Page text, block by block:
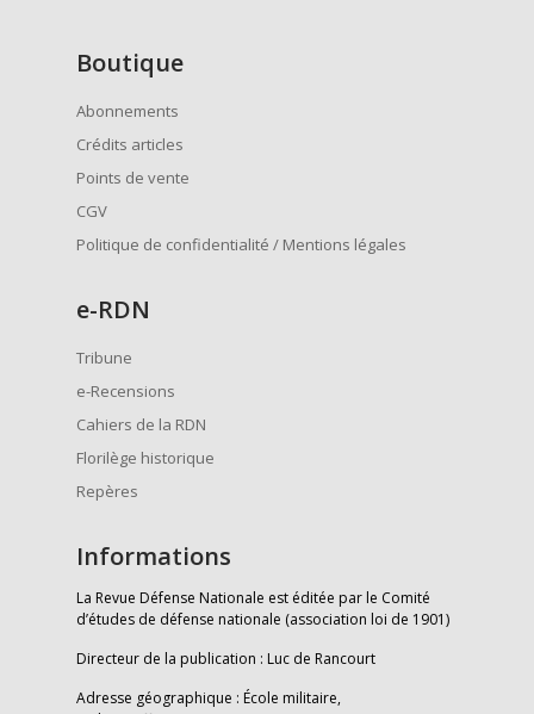
Boutique
Abonnements
Crédits articles
Points de vente
CGV
Politique de confidentialité / Mentions légales
e-RDN
Tribune
e-Recensions
Cahiers de la RDN
Florilège historique
Repères
Informations
La Revue Défense Nationale est éditée par le Comité
d’études de défense nationale (association loi de 1901)
Directeur de la publication : Luc de Rancourt
Adresse géographique : École militaire,